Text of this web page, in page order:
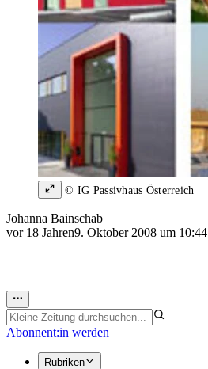
© IG Passivhaus Österreich
Johanna Bainschab
vor 18 Jahren9. Oktober 2008 um 10:44
Abonnent:in werden
Rubriken